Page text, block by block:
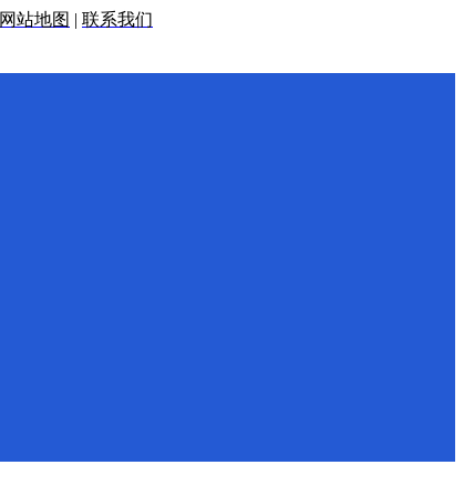
网站地图 | 联系我们